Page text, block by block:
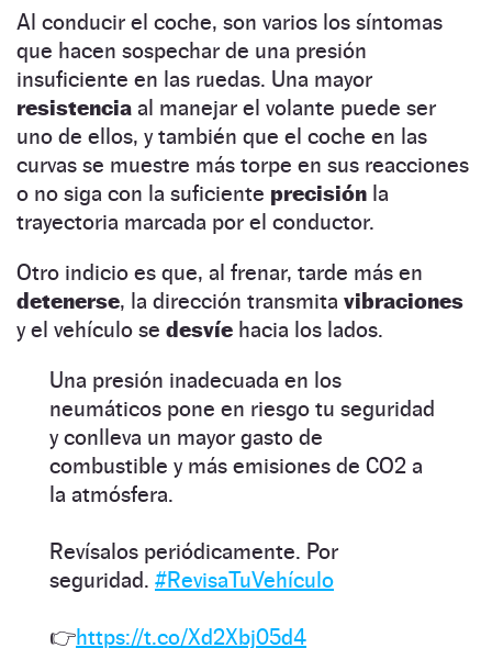
Al conducir el coche, son varios los síntomas
que hacen sospechar de una presión
insuficiente en las ruedas. Una mayor
resistencia al manejar el volante puede ser
uno de ellos, y también que el coche en las
curvas se muestre más torpe en sus reacciones
o no siga con la suficiente precisión la
trayectoria marcada por el conductor.
Otro indicio es que, al frenar, tarde más en
detenerse, la dirección transmita vibraciones
y el vehículo se desvíe hacia los lados.
Una presión inadecuada en los
neumáticos pone en riesgo tu seguridad
y conlleva un mayor gasto de
combustible y más emisiones de CO2 a
la atmósfera.
Revísalos periódicamente. Por
seguridad. #RevisaTuVehículo
👉https://t.co/Xd2Xbj05d4